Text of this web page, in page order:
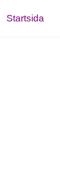
Startsida